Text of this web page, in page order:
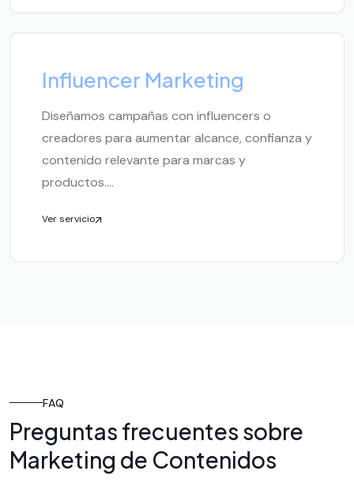
Influencer Marketing
Diseñamos campañas con influencers o
creadores para aumentar alcance, confianza y
contenido relevante para marcas y
productos....
Ver servicio
FAQ
Preguntas frecuentes sobre
Marketing de Contenidos